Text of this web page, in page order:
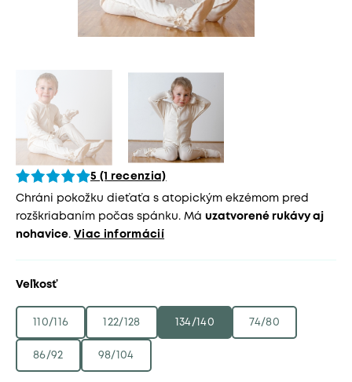
5 (1 recenzia)
Chráni pokožku dieťaťa s atopickým ekzémom pred
rozškriabaním počas spánku. Má uzatvorené rukávy aj
nohavice. Viac informácií
Veľkosť
110/116 122/128 134/140 74/80
86/92 98/104